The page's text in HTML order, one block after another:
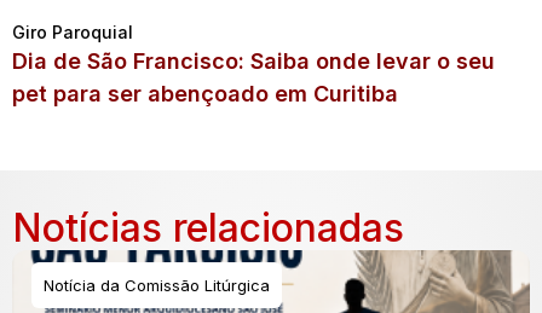
Giro Paroquial
Dia de São Francisco: Saiba onde levar o seu
pet para ser abençoado em Curitiba
Notícias relacionadas
Notícia da Comissão Litúrgica